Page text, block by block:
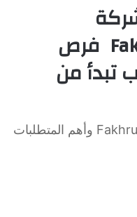
Fakhruddin Properties فرص
تبدأ من
وظائف شركة Fakhruddin Properties وأهم المتطلبات